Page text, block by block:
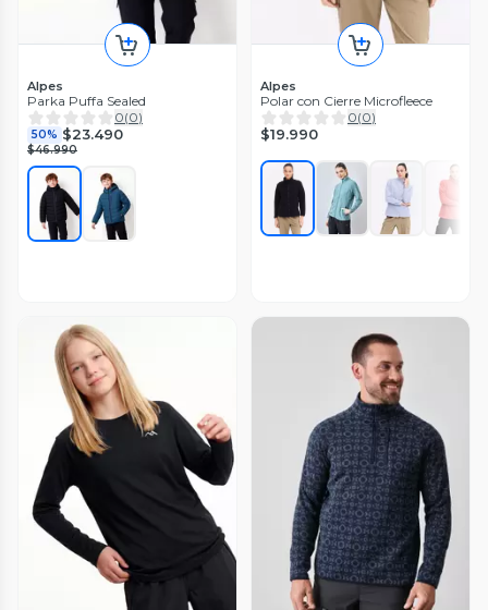
Alpes
Parka Puffa Sealed
0(0)
50% $23.490
$46.990
Alpes
Polar con Cierre Microfleece
0(0)
$19.990